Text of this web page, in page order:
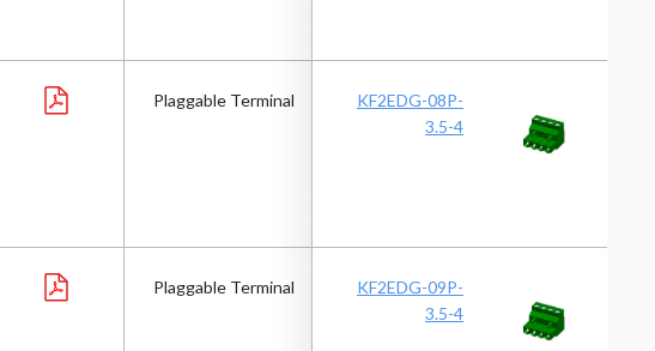
KF2EDG-08P-
3.5-4
Plaggable Terminal
KF2EDG-09P-
3.5-4
Plaggable Terminal